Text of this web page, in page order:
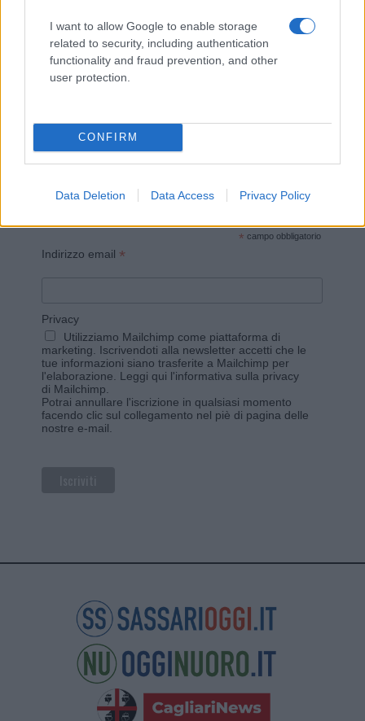
I want to allow Google to enable storage
related to security, including authentication
functionality and fraud prevention, and other
user protection.
CONFIRM
Data Deletion Data Access Privacy Policy
Invia un Comunicato Stampa|Pubblicità|
Vuoi rimanere sempre aggiornato?
Iscriviti alla newsletter di Gallura Oggi e ricevi le nostre
* campo obbligatorio
Indirizzo email *
Privacy
Utilizziamo Mailchimp come piattaforma di
marketing. Iscrivendoti alla newsletter accetti che le
tue informazioni siano trasferite a Mailchimp per
l'elaborazione. Leggi qui l'informativa sulla privacy
di Mailchimp
Potrai annullare l'iscrizione in qualsiasi momento
facendo clic sul collegamento nel piè di pagina delle
nostre e-mail.